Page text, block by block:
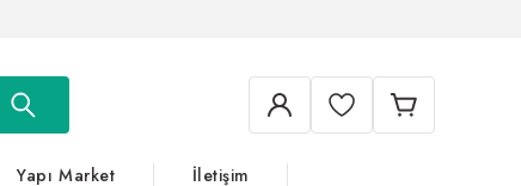
Yapı Market İletişim